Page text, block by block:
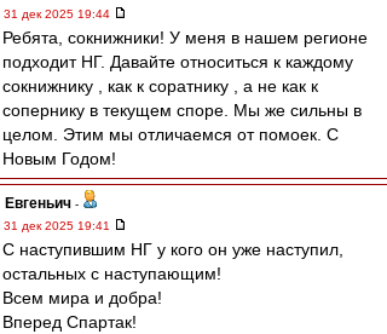
31 дек 2025 19:44
Ребята, сокнижники! У меня в нашем регионе
подходит НГ. Давайте относиться к каждому
сокнижнику , как к соратнику , а не как к
сопернику в текущем споре. Мы же сильны в
целом. Этим мы отличаемся от помоек. С
Новым Годом!
Евгеньич -
31 дек 2025 19:41
С наступившим НГ у кого он уже наступил,
остальных с наступающим!
Всем мира и добра!
Вперед Спартак!